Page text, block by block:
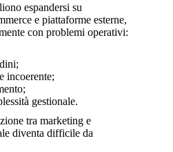
espandersi su
e piattaforme esterne,
con problemi operativi:
incoerente;
gestionale.
tra marketing e
diventa difficile da